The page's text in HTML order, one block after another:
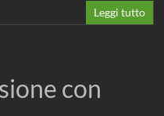
Leggi tutto
con